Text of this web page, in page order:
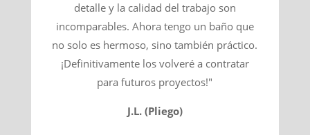
detalle y la calidad del trabajo son
incomparables. Ahora tengo un baño que
no solo es hermoso, sino también práctico.
¡Definitivamente los volveré a contratar
para futuros proyectos!"
J.L. (Pliego)